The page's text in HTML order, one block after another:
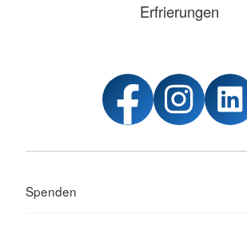
Erfrierungen
Spenden